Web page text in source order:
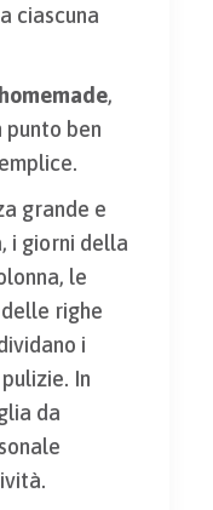
ciascuna
,
punto ben
grande e
i giorni della
le
righe
i
In
da